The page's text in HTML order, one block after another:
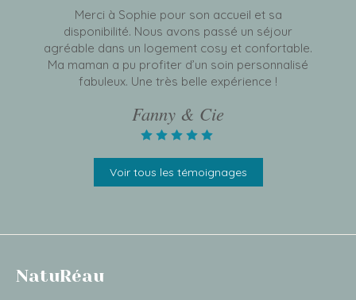
Merci à Sophie pour son accueil et sa
disponibilité. Nous avons passé un séjour
agréable dans un logement cosy et confortable.
Ma maman a pu profiter d’un soin personnalisé
fabuleux. Une très belle expérience !
Fanny & Cie
Voir tous les témoignages
NatuRéau